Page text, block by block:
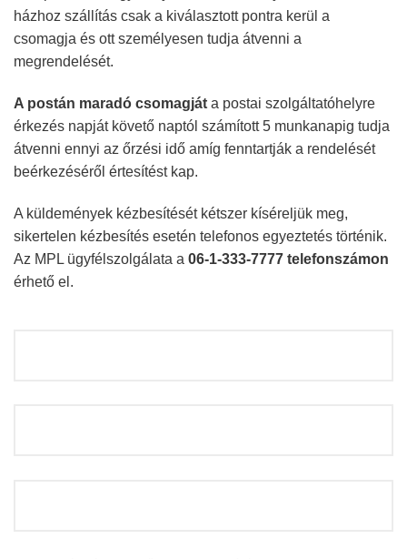
házhoz szállítás csak a kiválasztott pontra kerül a
csomagja és ott személyesen tudja átvenni a
megrendelését.
A postán maradó csomagjáta postai szolgáltatóhelyre
érkezés napját követő naptól számított 5 munkanapig tudja
átvenni ennyi az őrzési idő amíg fenntartják a rendelését
beérkezéséről értesítést kap.
A küldemények kézbesítését kétszer kíséreljük meg,
sikertelen kézbesítés esetén telefonos egyeztetés történik.
Az MPL ügyfélszolgálata a 06-1-333-7777 telefonszámon
érhető el.